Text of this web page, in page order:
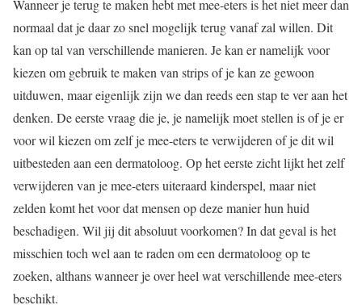
Wanneer je terug te maken hebt met mee-eters is het niet meer dan
normaal dat je daar zo snel mogelijk terug vanaf zal willen. Dit
kan op tal van verschillende manieren. Je kan er namelijk voor
kiezen om gebruik te maken van strips of je kan ze gewoon
uitduwen, maar eigenlijk zijn we dan reeds een stap te ver aan het
denken. De eerste vraag die je, je namelijk moet stellen is of je er
voor wil kiezen om zelf je mee-eters te verwijderen of je dit wil
uitbesteden aan een dermatoloog. Op het eerste zicht lijkt het zelf
verwijderen van je mee-eters uiteraard kinderspel, maar niet
zelden komt het voor dat mensen op deze manier hun huid
beschadigen. Wil jij dit absoluut voorkomen? In dat geval is het
misschien toch wel aan te raden om een dermatoloog op te
zoeken, althans wanneer je over heel wat verschillende mee-eters
beschikt.